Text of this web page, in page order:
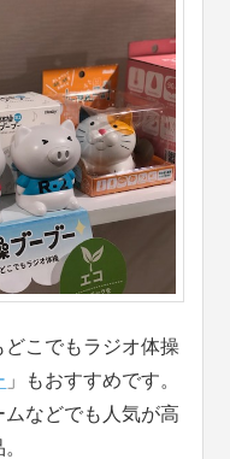
こでもラジオ体操
」もおすすめです。
などでも人気が高